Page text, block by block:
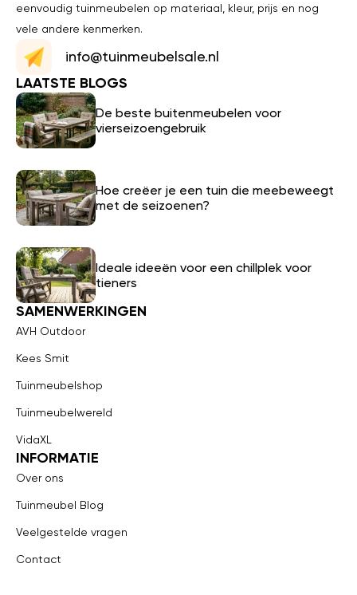
eenvoudig tuinmeubelen op materiaal, kleur, prijs en nog
vele andere kenmerken.
info@tuinmeubelsale.nl
LAATSTE BLOGS
De beste buitenmeubelen voor
vierseizoengebruik
Hoe creëer je een tuin die meebeweegt
met de seizoenen?
Ideale ideeën voor een chillplek voor
tieners
SAMENWERKINGEN
AVH Outdoor
Kees Smit
Tuinmeubelshop
Tuinmeubelwereld
VidaXL
INFORMATIE
Over ons
Tuinmeubel Blog
Veelgestelde vragen
Contact